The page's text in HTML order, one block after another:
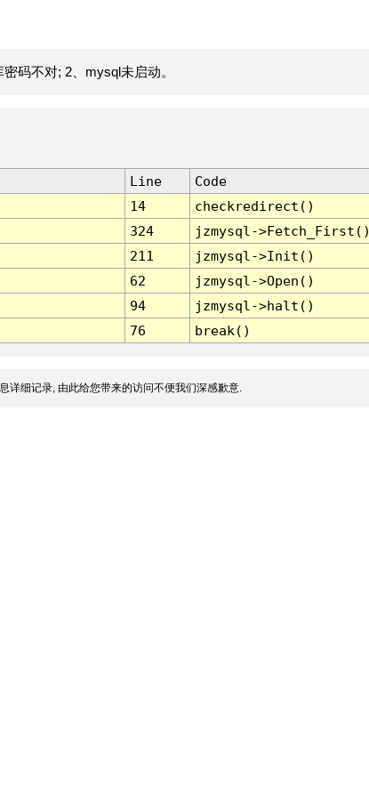
码不对; 2、mysql未启动。
Line
Code
14
checkredirect()
324
jzmysql-
211
jzmysql->Init()
62
jzmysql->Open()
94
jzmysql->halt()
76 break()
详细记录, 由此给您带来的访问不便我们深感歉意.